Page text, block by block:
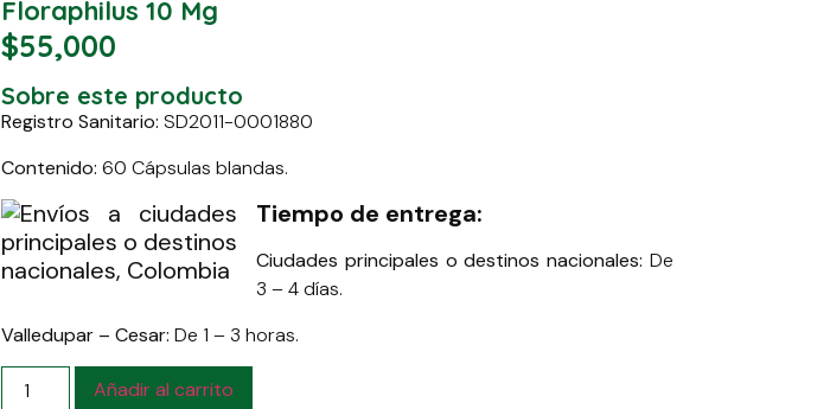
Floraphilus 10 Mg
$55,000
Sobre este producto
Registro Sanitario: SD2011-0001880
Contenido: 60 Cápsulas blandas.
Tiempo de entrega:
Ciudades principales o destinos nacionales: De
3 – 4 días.
Valledupar – Cesar: De 1 – 3 horas.
Añadir al carrito